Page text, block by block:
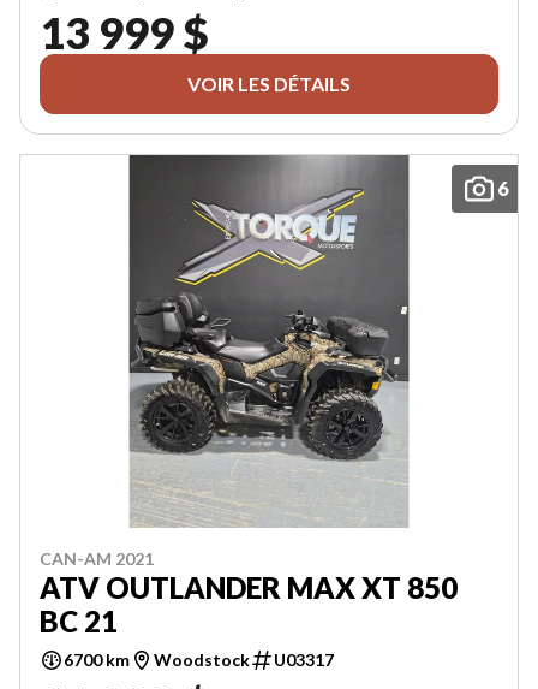
13 999 $
VOIR LES DÉTAILS
6
CAN-AM 2021
ATV OUTLANDER MAX XT 850
BC 21
6700 km Woodstock U03317